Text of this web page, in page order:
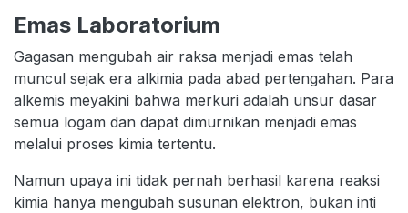
Emas Laboratorium
Gagasan mengubah air raksa menjadi emas telah
muncul sejak era alkimia pada abad pertengahan. Para
alkemis meyakini bahwa merkuri adalah unsur dasar
semua logam dan dapat dimurnikan menjadi emas
melalui proses kimia tertentu.
Namun upaya ini tidak pernah berhasil karena reaksi
kimia hanya mengubah susunan elektron, bukan inti